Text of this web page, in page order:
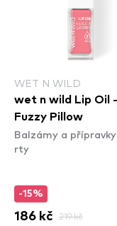
WET N WILD
wet n wild Lip Oil -
Fuzzy Pillow
Balzámy a
rty
-15%
186 kč 219 kč